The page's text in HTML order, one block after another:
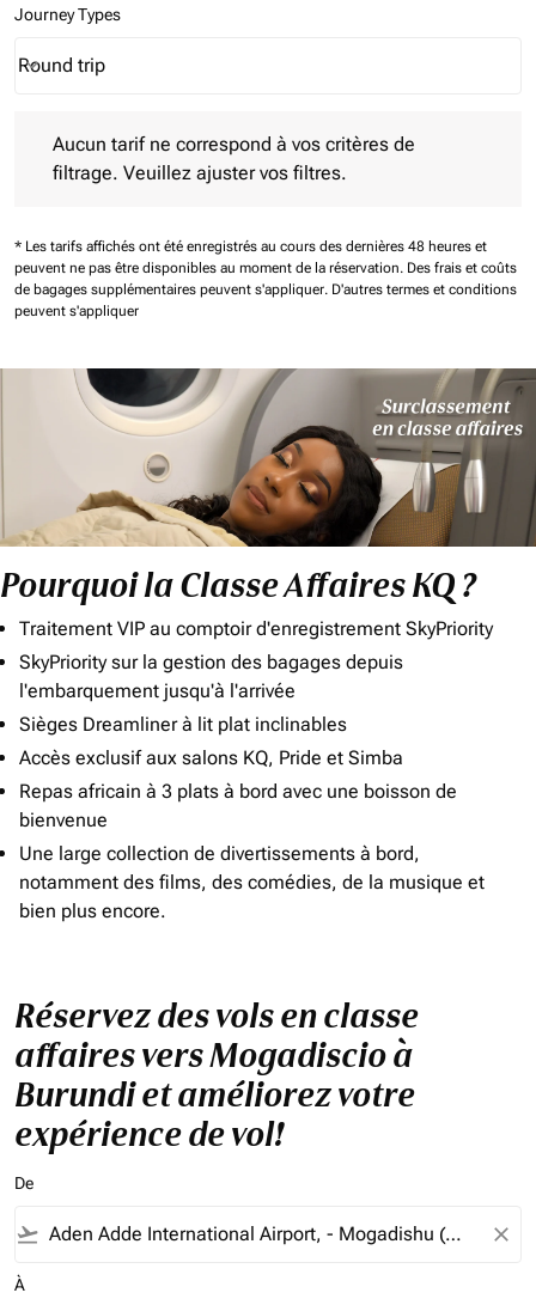
Journey Types
Journey Types option Round trip Selected
Round trip
keyboard_arrow_down
Aucun tarif ne correspond à vos critères de
filtrage. Veuillez ajuster vos filtres.
* Les tarifs affichés ont été enregistrés au cours des dernières 48 heures et
peuvent ne pas être disponibles au moment de la réservation. Des frais et coûts
de bagages supplémentaires peuvent s'appliquer. D'autres termes et conditions
peuvent s'appliquer
Pourquoi la Classe Affaires KQ ?
Traitement VIP au comptoir d'enregistrement SkyPriority
SkyPriority sur la gestion des bagages depuis
l'embarquement jusqu'à l'arrivée
Sièges Dreamliner à lit plat inclinables
Accès exclusif aux salons KQ, Pride et Simba
Repas africain à 3 plats à bord avec une boisson de
bienvenue
Une large collection de divertissements à bord,
notamment des films, des comédies, de la musique et
bien plus encore.
Réservez des vols en classe
affaires vers Mogadiscio à
Burundi et améliorez votre
expérience de vol!
De
flight_takeoff close
À